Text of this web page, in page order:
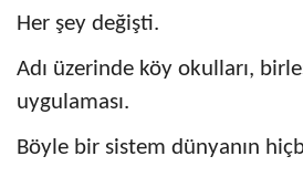
Her şey değişti.
Adı üzerinde köy okulları,
uygulaması.
Böyle bir sistem dünyanın